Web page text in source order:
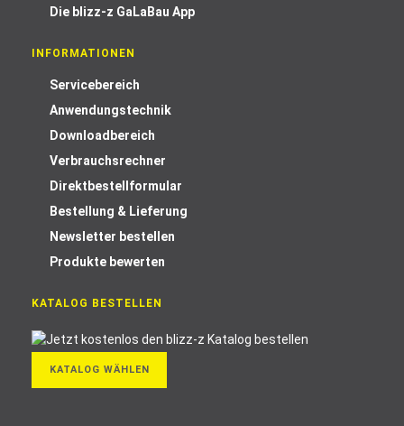
Die blizz-z GaLaBau App
INFORMATIONEN
Servicebereich
Anwendungstechnik
Downloadbereich
Verbrauchsrechner
Direktbestellformular
Bestellung & Lieferung
Newsletter bestellen
Produkte bewerten
KATALOG BESTELLEN
KATALOG WÄHLEN